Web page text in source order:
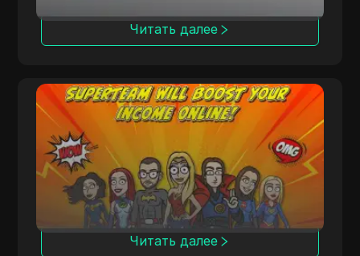
Читать далее
AdCombo
AdCombo предлагает
высококонверсионные CPA- и CPL-
кампании с отслеживанием в режиме
реального времени для глобальных
партнеров.
Читать далее